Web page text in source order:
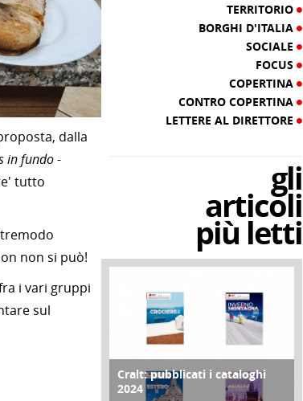
dalla
in fundo-
tutto
non si può!
i vari gruppi
sul
TERRITORIO
BORGHI D'ITALIA
SOCIALE
FOCUS
COPERTINA
CONTRO COPERTINA
LETTERE AL DIRETTORE
gli
articoli
più letti
COPERTINA
Cralt: pubblicati i cataloghi
2024